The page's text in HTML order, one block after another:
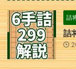
詰
詰